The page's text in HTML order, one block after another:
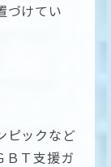
づけてい
ピックなど
ＢＴ支援ガ